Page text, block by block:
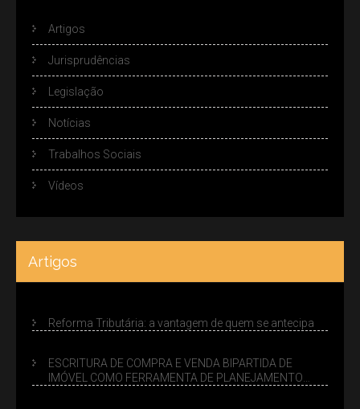
Artigos
Jurisprudências
Legislação
Notícias
Trabalhos Sociais
Vídeos
Artigos
Reforma Tributária: a vantagem de quem se antecipa
ESCRITURA DE COMPRA E VENDA BIPARTIDA DE
IMÓVEL COMO FERRAMENTA DE PLANEJAMENTO